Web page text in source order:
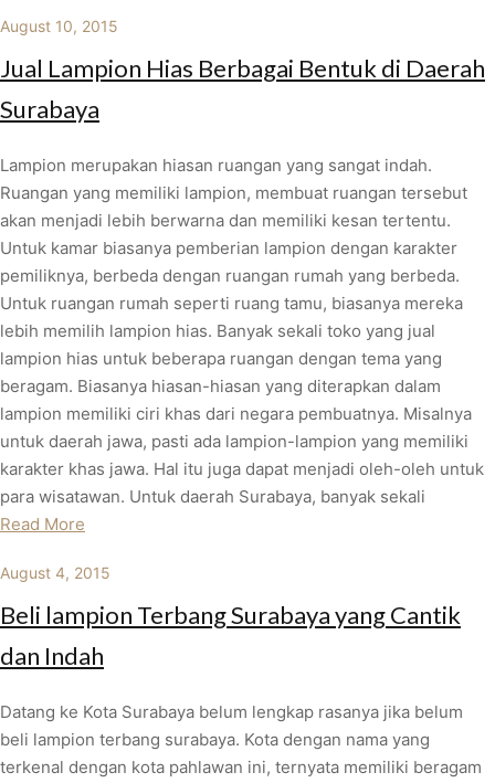
August 10, 2015
Jual Lampion Hias Berbagai Bentuk di Daerah
Surabaya
Lampion merupakan hiasan ruangan yang sangat indah.
Ruangan yang memiliki lampion, membuat ruangan tersebut
akan menjadi lebih berwarna dan memiliki kesan tertentu.
Untuk kamar biasanya pemberian lampion dengan karakter
pemiliknya, berbeda dengan ruangan rumah yang berbeda.
Untuk ruangan rumah seperti ruang tamu, biasanya mereka
lebih memilih lampion hias. Banyak sekali toko yang jual
lampion hias untuk beberapa ruangan dengan tema yang
beragam. Biasanya hiasan-hiasan yang diterapkan dalam
lampion memiliki ciri khas dari negara pembuatnya. Misalnya
untuk daerah jawa, pasti ada lampion-lampion yang memiliki
karakter khas jawa. Hal itu juga dapat menjadi oleh-oleh untuk
para wisatawan. Untuk daerah Surabaya, banyak sekali
Read More
August 4, 2015
Beli lampion Terbang Surabaya yang Cantik
dan Indah
Datang ke Kota Surabaya belum lengkap rasanya jika belum
beli lampion terbang surabaya. Kota dengan nama yang
terkenal dengan kota pahlawan ini, ternyata memiliki beragam